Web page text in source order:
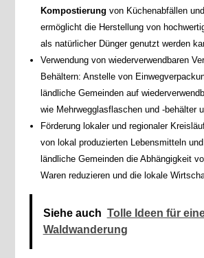
Kompostierung von Küchenabfällen
ermöglicht die Herstellung von
als natürlicher Dünger genutzt werden
Verwendung von wiederverwendbaren
Behältern: Anstelle von
ländliche Gemeinden auf
wie Mehrwegglasflaschen und -behälter
Förderung lokaler und regionaler
von lokal produzierten Lebensmitteln
ländliche Gemeinden die Abhängigkeit
Waren reduzieren und die lokale
Siehe auch Tolle Ideen für
Waldwanderung